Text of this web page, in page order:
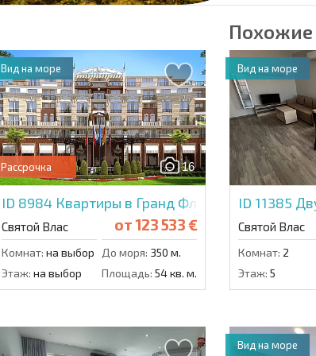
16
Рассрочка
ID 8984 Квартиры в Гранд Флоренция Палас
Святой Влас от123 533 €
Комнат: на выбор До моря: 350 м.
Этаж: на выбор Площадь: 54 кв. м.
Вид на море
ID 11385
Святой Влас
Комнат: 2
Этаж: 5
Вид на море
Вид на море